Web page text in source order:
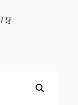
/ 牙